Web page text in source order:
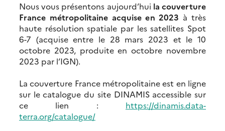
Nous vous présentons aujourd’hui la couverture
France métropolitaine acquise en 2023 à très
haute résolution spatiale par les satellites Spot
6-7 (acquise entre le 28 mars 2023 et le 10
octobre 2023, produite en octobre novembre
2023 par l’IGN).
La couverture France métropolitaine est en ligne
sur le catalogue du site DINAMIS accessible sur
ce lien : https://dinamis.data-
terra.org/catalogue/